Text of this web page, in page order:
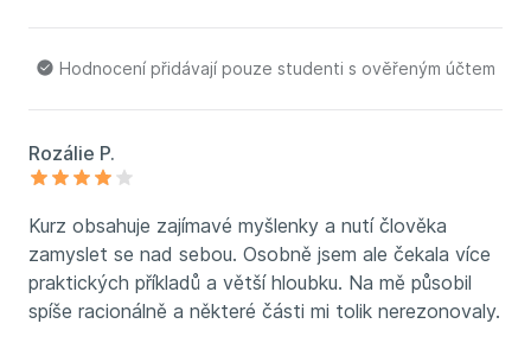
Hodnocení přidávají pouze studenti s ověřeným účtem
Rozálie P.
Kurz obsahuje zajímavé myšlenky a nutí člověka
zamyslet se nad sebou. Osobně jsem ale čekala více
praktických příkladů a větší hloubku. Na mě působil
spíše racionálně a některé části mi tolik nerezonovaly.